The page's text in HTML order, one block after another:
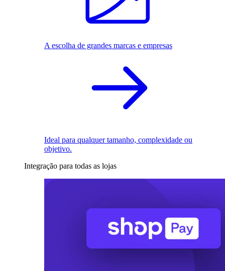
A escolha de grandes marcas e empresas
Ideal para qualquer tamanho, complexidade ou
objetivo.
Integração para todas as lojas